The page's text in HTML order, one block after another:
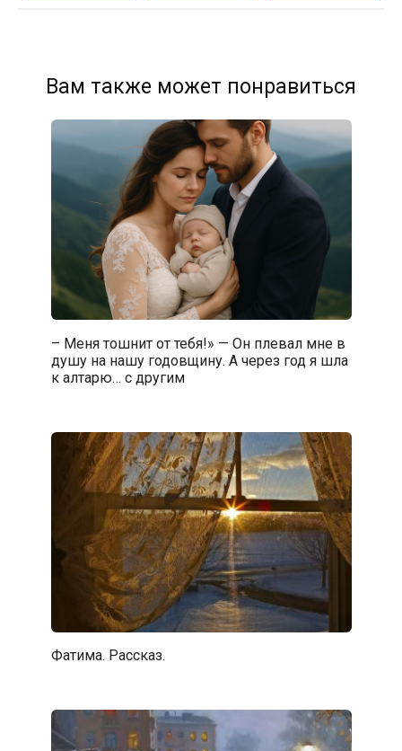
Вам также может понравиться
– Меня тошнит от тебя!» — Он плевал мне в
душу на нашу годовщину. А через год я шла
к алтарю… с другим
Фатима. Рассказ.